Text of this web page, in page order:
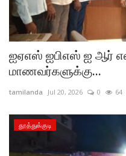
ஐஏஎஸ் ஐபிஎஸ் ஐ ஆர்
மாணவர்களுக்கு...
tamilanda Jul 20, 2026 0 64
தூத்துக்குடி